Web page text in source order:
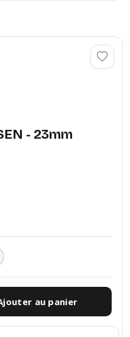
- 23mm
au panier